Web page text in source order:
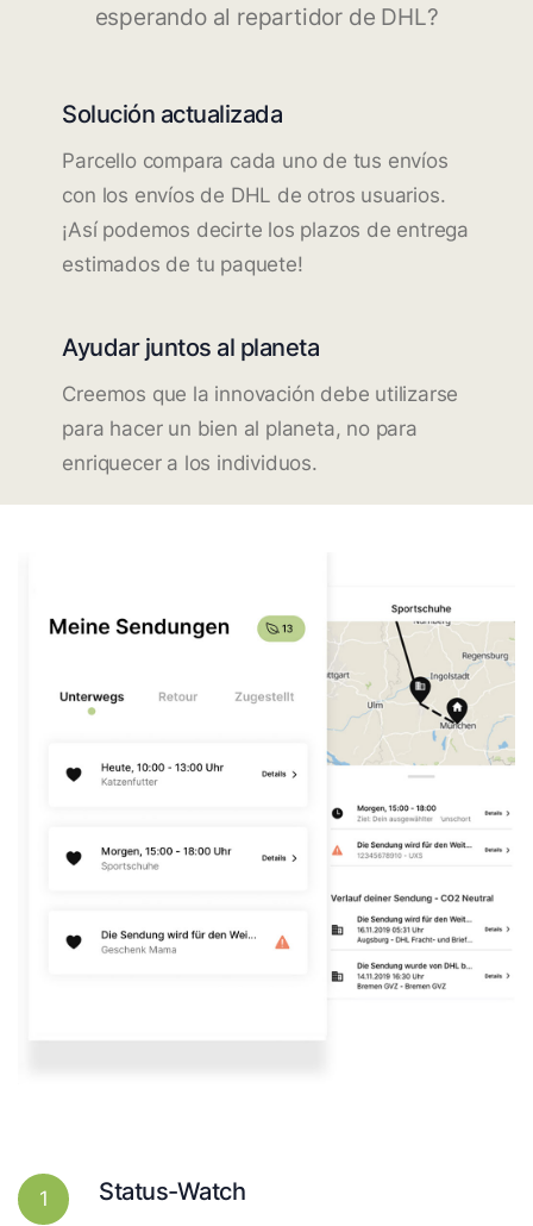
esperando al repartidor de DHL?
Solución actualizada
Parcello compara cada uno de tus envíos
con los envíos de DHL de otros usuarios.
¡Así podemos decirte los plazos de entrega
estimados de tu paquete!
Ayudar juntos al planeta
Creemos que la innovación debe utilizarse
para hacer un bien al planeta, no para
enriquecer a los individuos.
1 Status-Watch